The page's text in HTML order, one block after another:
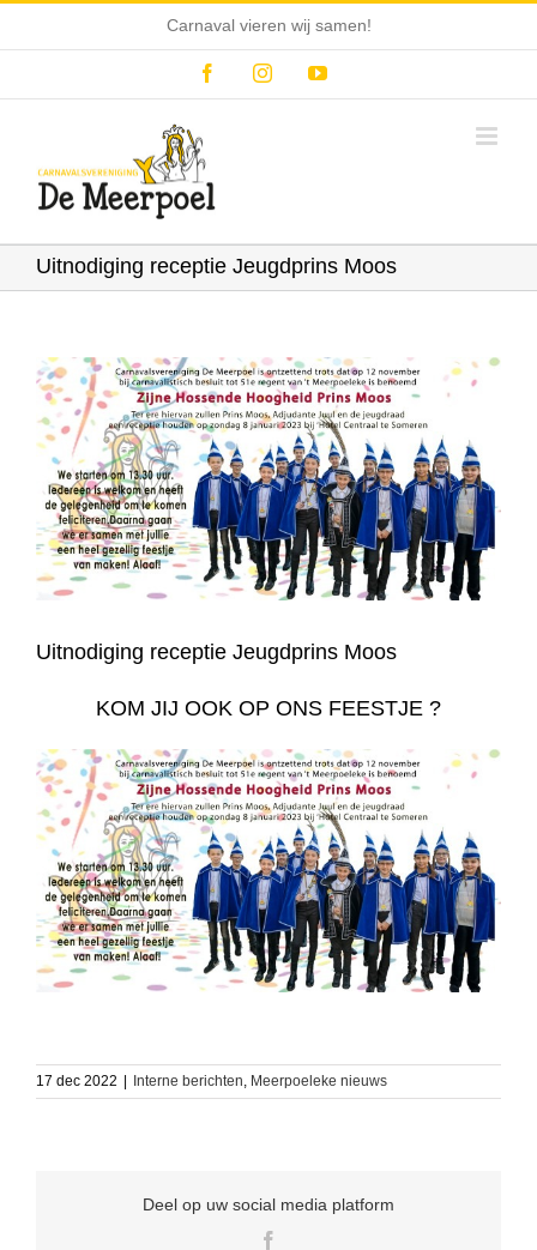
Carnaval vieren wij samen!
FacebookInstagramYouTube
Uitnodiging receptie Jeugdprins Moos
Bekijk
grotere
afbeelding
Uitnodiging receptie Jeugdprins Moos
KOM JIJ OOK OP ONS FEESTJE ?
17 dec 2022 | Interne berichten Meerpoeleke nieuws
Deel op uw social media platform